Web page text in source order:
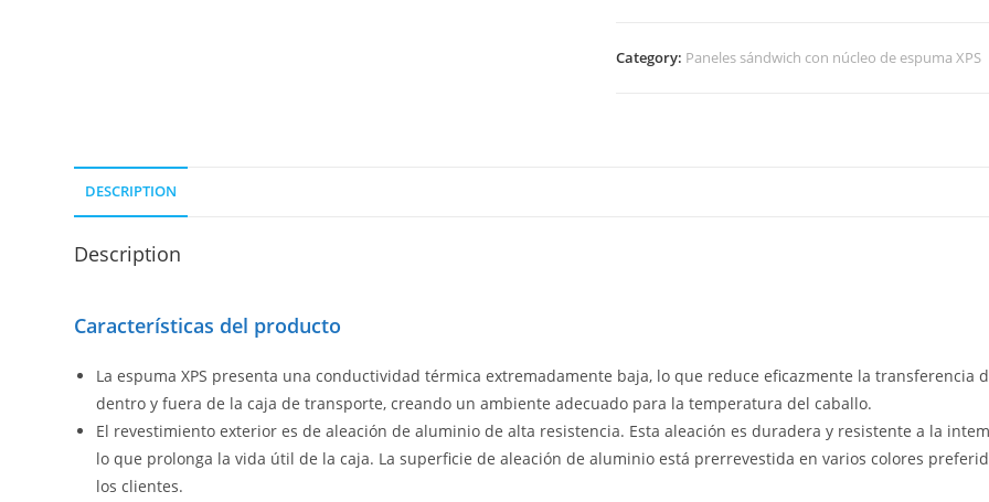
Category: Paneles sándwich con núcleo de espuma XPS
DESCRIPTION
Description
Características del producto
La espuma XPS presenta una conductividad térmica extremadamente baja, lo que reduce eficazmente la transferencia
dentro y fuera de la caja de transporte, creando un ambiente adecuado para la temperatura del caballo.
El revestimiento exterior es de aleación de aluminio de alta resistencia. Esta aleación es duradera y resistente a la
lo que prolonga la vida útil de la caja. La superficie de aleación de aluminio está prerrevestida en varios colores
los clientes.